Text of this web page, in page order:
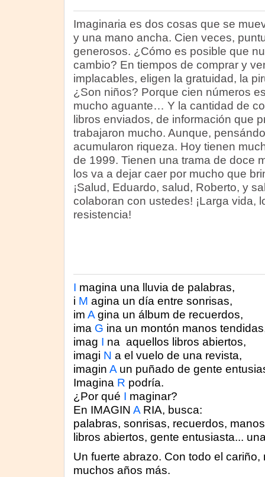
Imaginaria es dos cosas que se
y una mano ancha. Cien veces,
generosos. ¿Cómo es posible que
cambio? En tiempos de comprar y
implacables, eligen la gratuidad, la
¿Son niños? Porque cien números
mucho aguante… Y la cantidad de
libros enviados, de información que
trabajaron mucho. Aunque,
acumularon riqueza. Hoy tienen
de 1999. Tienen una trama de doce
los va a dejar caer por mucho que
¡Salud, Eduardo, salud, Roberto, y
colaboran con ustedes! ¡Larga vida,
resistencia!
I magina una lluvia de palabras,
i M agina un día entre sonrisas,
im Agina un álbum de recuerdos,
ima G ina un montón manos
imag I na aquellos libros abiertos,
imagi N a el vuelo de una revista,
imagin Aun puñado de gente
Imagina R podría.
¿Por qué I maginar?
En IMAGIN ARIA, busca:
palabras, sonrisas, recuerdos,
libros abiertos, gente entusiasta...
Un fuerte abrazo. Con todo el
muchos años más.